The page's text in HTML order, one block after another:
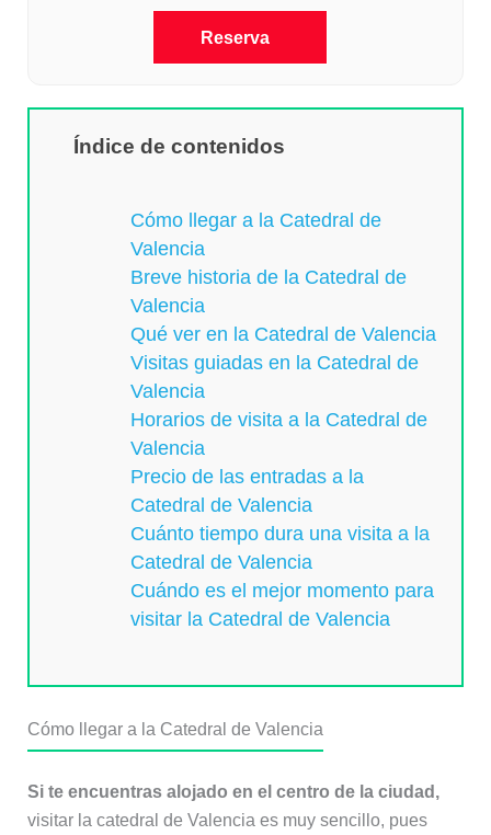
Reserva
Índice de contenidos
Cómo llegar a la Catedral de
Valencia
Breve historia de la Catedral de
Valencia
Qué ver en la Catedral de Valencia
Visitas guiadas en la Catedral de
Valencia
Horarios de visita a la Catedral de
Valencia
Precio de las entradas a la
Catedral de Valencia
Cuánto tiempo dura una visita a la
Catedral de Valencia
Cuándo es el mejor momento para
visitar la Catedral de Valencia
Cómo llegar a la Catedral de Valencia
Si te encuentras alojado en el centro de la ciudad,
visitar la catedral de Valencia es muy sencillo, pues